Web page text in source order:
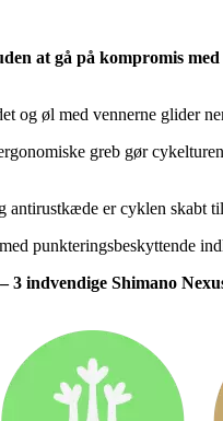
at gå på kompromis
og øl med vennerne glider
greb gør
antirustkæde er cyklen skabt
punkteringsbeskyttende
indvendige Shimano